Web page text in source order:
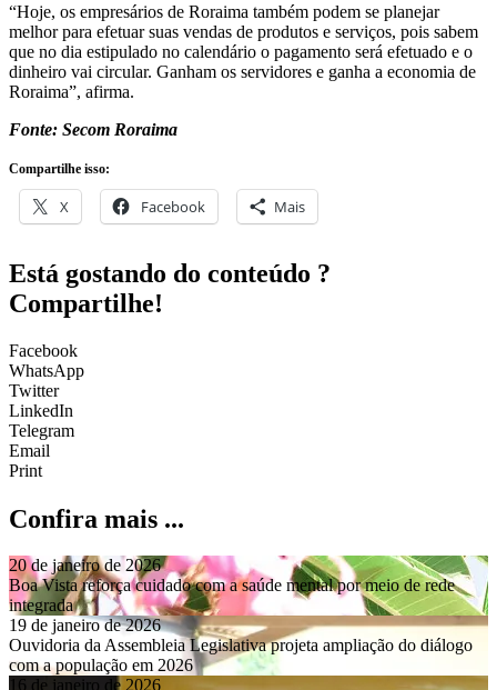
“Hoje, os empresários de Roraima também podem se planejar
melhor para efetuar suas vendas de produtos e serviços, pois sabem
que no dia estipulado no calendário o pagamento será efetuado e o
dinheiro vai circular. Ganham os servidores e ganha a economia de
Roraima”, afirma.
Fonte: Secom Roraima
Compartilhe isso:
X Facebook Mais
Está gostando do conteúdo ?
Compartilhe!
Facebook
WhatsApp
Twitter
LinkedIn
Telegram
Email
Print
Confira mais ...
20 de janeiro de 2026
Boa Vista reforça cuidado com a saúde mental por meio de rede
integrada
19 de janeiro de 2026
Ouvidoria da Assembleia Legislativa projeta ampliação do diálogo
com a população em 2026
16 de janeiro de 2026